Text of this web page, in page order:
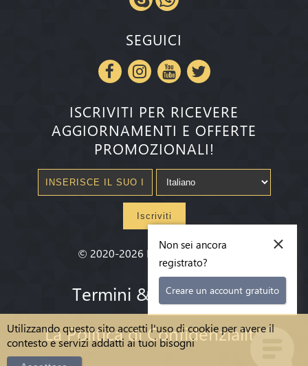
Utilizzando questo sito accetti l'uso di cookie per avere il
contesto e servizi addatti ai tuoi bisogni
SEGUICI
ISCRIVITI PER RICEVERE
AGGIORNAMENTI E OFFERTE
PROMOZIONALI!
Iscriviti
© 2020-2026 Millenium State®
Termini & condizioni
La Politica di Confidenzialità
×
Non sei ancora
registrato?
Creare un account gratuito